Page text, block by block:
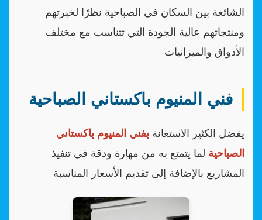
الشائعة بين السكان في الصباحية نظرًا لخبرتهم
ومنتجاتهم عالية الجودة التي تتناسب مع مختلف
الأذواق والميزانيات
فني المنيوم باكستاني الصباحية
يفضل الكثير الاستعانة بفني المنيوم باكستاني
الصباحية لما يتمتع به من مهارة ودقة في تنفيذ
المشاريع بالإضافة إلى تقديم الأسعار المناسبة